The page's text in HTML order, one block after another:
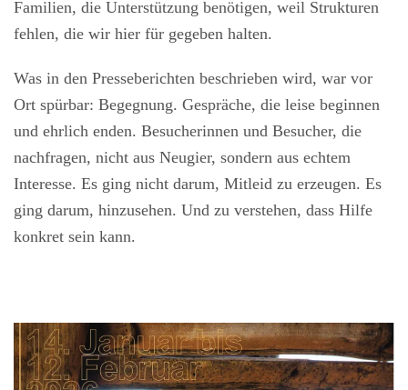
Familien, die Unterstützung benötigen, weil Strukturen
fehlen, die wir hier für gegeben halten.
Was in den Presseberichten beschrieben wird, war vor
Ort spürbar: Begegnung. Gespräche, die leise beginnen
und ehrlich enden. Besucherinnen und Besucher, die
nachfragen, nicht aus Neugier, sondern aus echtem
Interesse. Es ging nicht darum, Mitleid zu erzeugen. Es
ging darum, hinzusehen. Und zu verstehen, dass Hilfe
konkret sein kann.